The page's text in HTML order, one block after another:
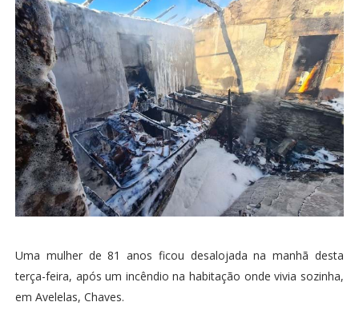
Uma mulher de 81 anos ficou desalojada na manhã desta
terça-feira, após um incêndio na habitação onde vivia sozinha,
em Avelelas, Chaves.